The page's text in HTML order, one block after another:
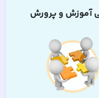
آموزش و پرورش